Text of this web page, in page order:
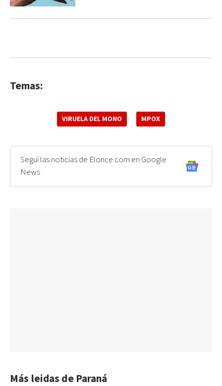
Temas:
VIRUELA DEL MONO MPOX
Seguí las noticias de Elonce.com en Google
News
Más leidas de Paraná